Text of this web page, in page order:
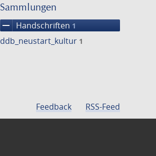
Sammlungen
remove Handschriften 1
ddb_neustart_kultur 1
Feedback RSS-Feed